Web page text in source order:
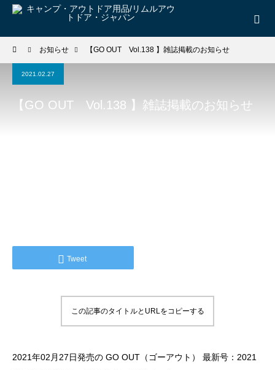
お知らせ 【GO OUT Vol.138 】雑誌掲載のお知らせ
2021.02.27
【GO OUT Vol.138 】雑誌掲載のお知らせ
Tweet
この記事のタイトルとURLをコピーする
2021年02月27日発売の GO OUT（ゴーアウト） 最新号：2021